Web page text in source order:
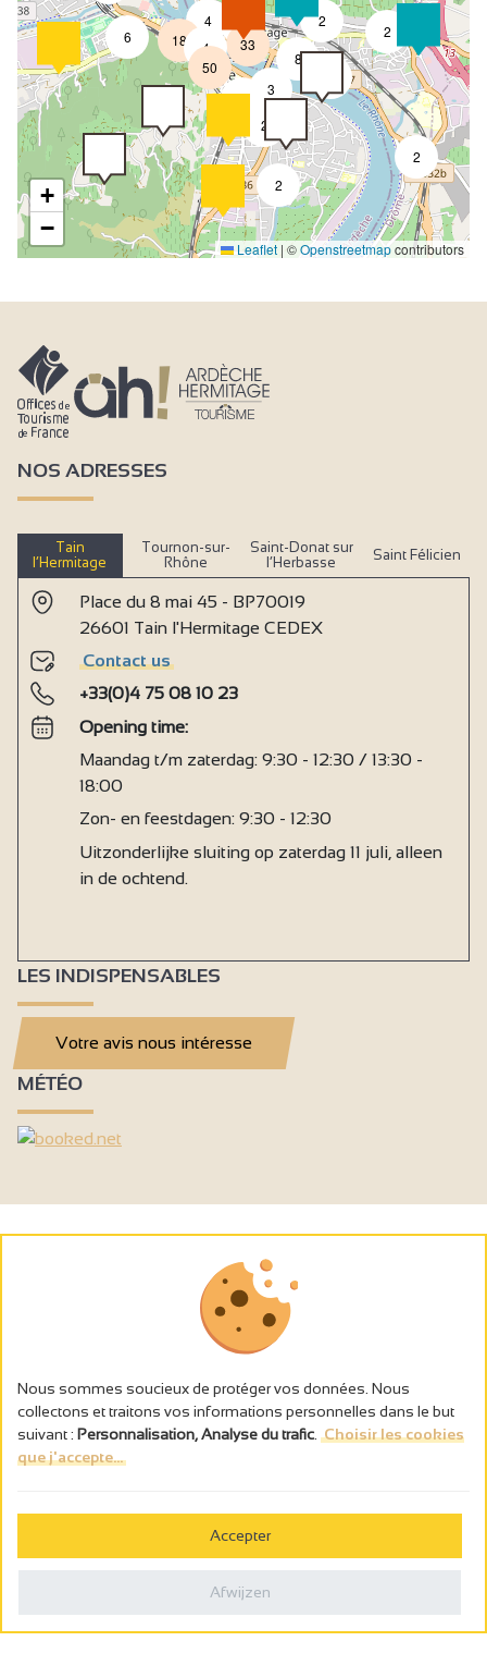
2
2
2
2
2
8
6
4
4
18
2
3
50
33
+
−
Leaflet | ©Openstreetmapcontributors
NOS ADRESSES
Tain
l’Hermitage
Tournon-sur-
Rhône
Saint-Donat sur
l’Herbasse
Saint Félicien
Place du 8 mai 45 - BP70019
26601 Tain l'Hermitage CEDEX
Contact us
+33(0)4 75 08 10 23
Opening time:
Maandag t/m zaterdag: 9:30 - 12:30 / 13:30 -
18:00
Zon- en feestdagen: 9:30 - 12:30
Uitzonderlijke sluiting op zaterdag 11 juli, alleen
in de ochtend.
LES INDISPENSABLES
Votre avis nous intéresse
MÉTÉO
L’abus d’alcool est dangereux pour la santé, à consommer avec
Politique de confidentialité
Nous sommes soucieux de protéger vos données. Nous
collectons et traitons vos informations personnelles dans le but
suivant : Personnalisation, Analyse du trafic Choisir les cookies
que j'accepte...
Accepter
Afwijzen